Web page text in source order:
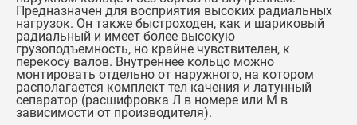
Предназначен для восприятия высоких радиальных
нагрузок. Он также быстроходен, как и шариковый
радиальный и имеет более высокую
грузоподъемность, но крайне чувствителен, к
перекосу валов. Внутреннее кольцо можно
монтировать отдельно от наружного, на котором
располагается комплект тел качения и латунный
сепаратор (расшифровка Л в номере или М в
зависимости от производителя).